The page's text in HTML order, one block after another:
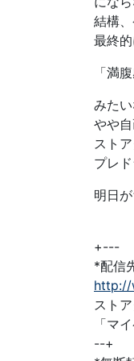
結構
最終
「満
みた
やや
スト
プレ
明日
+---
*配信
http://
スト
「マ
--+